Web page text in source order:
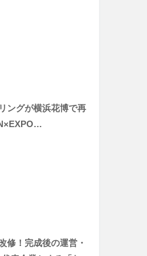
ングが横浜花博で再
修！完成後の運営・